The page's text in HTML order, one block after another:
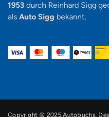
1953 durch Reinhard Sigg
als Auto Sigg bekannt.
Copyright © 2025 Autobuchs.